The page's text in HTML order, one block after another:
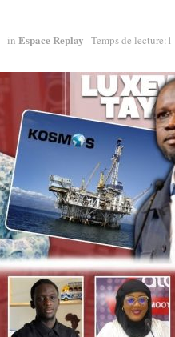
in Espace Replay Temps de